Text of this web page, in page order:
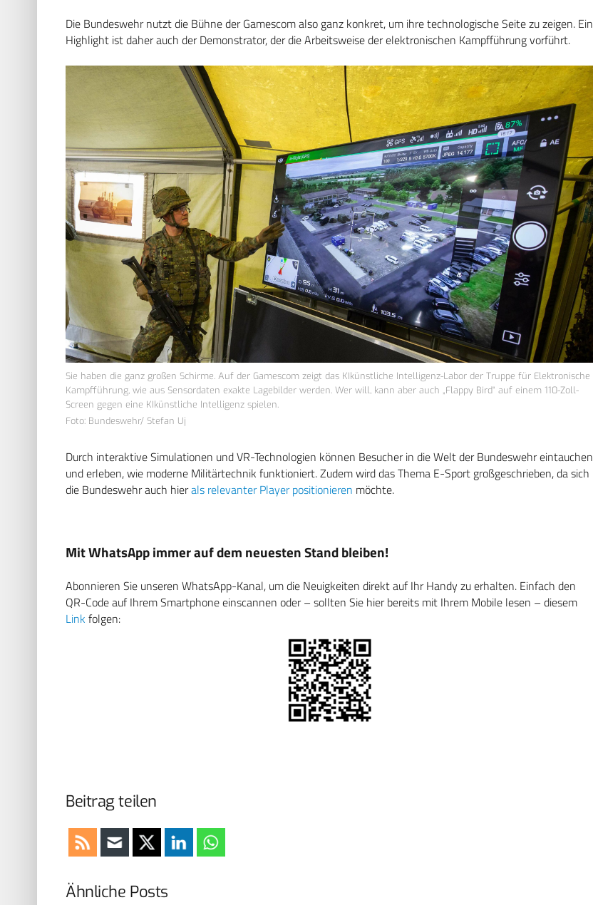
Die Bundeswehr nutzt die Bühne der Gamescom also ganz konkret, um ihre technologische Seite zu zeigen. Ein
Highlight ist daher auch der Demonstrator, der die Arbeitsweise der elektronischen Kampfführung vorführt.
Sie haben die ganz großen Schirme. Auf der Gamescom zeigt das KIkünstliche Intelligenz-Labor der Truppe für Elektronische
Kampfführung, wie aus Sensordaten exakte Lagebilder werden. Wer will, kann aber auch „Flappy Bird“ auf einem 110-Zoll-
Screen gegen eine KIkünstliche Intelligenz spielen.
Foto: Bundeswehr/ Stefan Uj
Durch interaktive Simulationen und VR-Technologien können Besucher in die Welt der Bundeswehr eintauchen
und erleben, wie moderne Militärtechnik funktioniert. Zudem wird das Thema E-Sport großgeschrieben, da sich
die Bundeswehr auch hierals relevanter Player positionieren möchte.
Mit WhatsApp immer auf dem neuesten Stand bleiben!
Abonnieren Sie unseren WhatsApp-Kanal, um die Neuigkeiten direkt auf Ihr Handy zu erhalten. Einfach den
QR-Code auf Ihrem Smartphone einscannen oder – sollten Sie hier bereits mit Ihrem Mobile lesen – diesem
Link folgen:
Beitrag teilen
Ähnliche Posts